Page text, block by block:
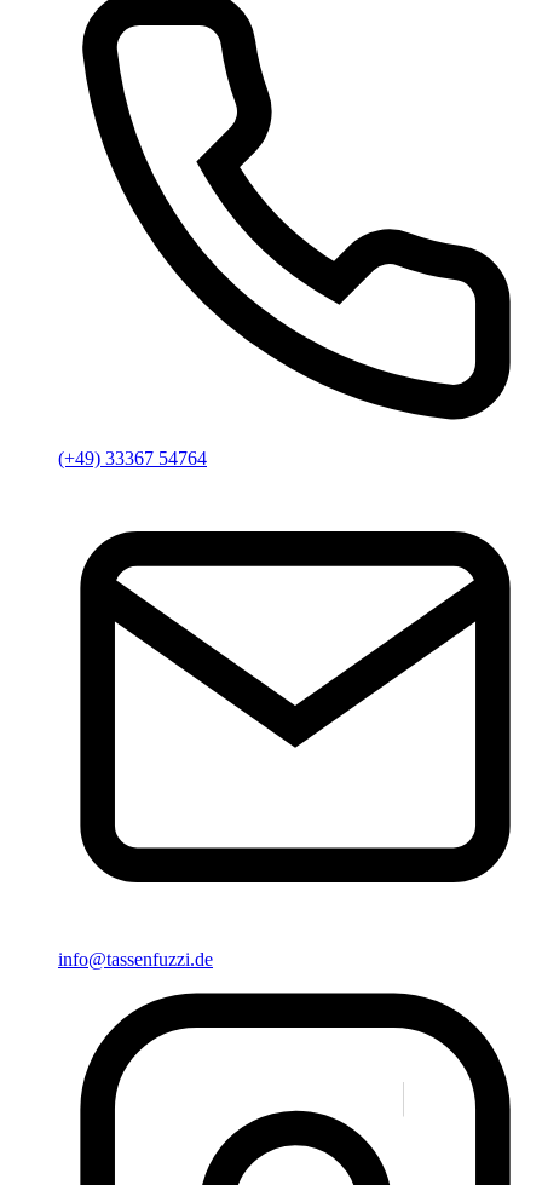
(+49) 33367 54764
info@tassenfuzzi.de